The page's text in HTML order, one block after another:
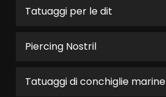
Tatuaggi per le dit
Piercing Nostril
Tatuaggi di conchiglie marine